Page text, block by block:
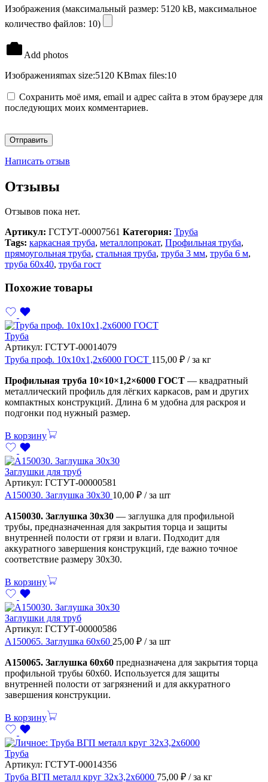
Изображения (максимальный размер: 5120 kB, максимальное
количество файлов: 10)
Add photos
Изображенияmax size:5120 KBmax files:10
Сохранить моё имя, email и адрес сайта в этом браузере для
последующих моих комментариев.
Написать отзыв
Отзывы
Отзывов пока нет.
Артикул: ГСТУТ-00007561 Категория: Труба
Tags: каркасная труба, металлопрокат, Профильная труба,
прямоугольная труба, стальная труба, труба 3 мм, труба 6 м,
труба 60х40, труба гост
Похожие товары
Труба
Артикул: ГСТУТ-00014079
Труба проф. 10х10х1,2х6000 ГОСТ 115,00 ₽ / за кг
Профильная труба 10×10×1,2×6000 ГОСТ — квадратный
металлический профиль для лёгких каркасов, рам и других
компактных конструкций. Длина 6 м удобна для раскроя и
подгонки под нужный размер.
В корзину
Заглушки для труб
Артикул: ГСТУТ-00000581
А150030. Заглушка 30х30 10,00 ₽ / за шт
А150030. Заглушка 30х30 — заглушка для профильной
трубы, предназначенная для закрытия торца и защиты
внутренней полости от грязи и влаги. Подходит для
аккуратного завершения конструкций, где важно точное
соответствие размеру 30х30.
В корзину
Заглушки для труб
Артикул: ГСТУТ-00000586
А150065. Заглушка 60х60 25,00 ₽ / за шт
А150065. Заглушка 60х60 предназначена для закрытия торца
профильной трубы 60х60. Используется для защиты
внутренней полости от загрязнений и для аккуратного
завершения конструкции.
В корзину
Труба
Артикул: ГСТУТ-00014356
Труба ВГП металл круг 32х3,2х6000 75,00 ₽ / за кг